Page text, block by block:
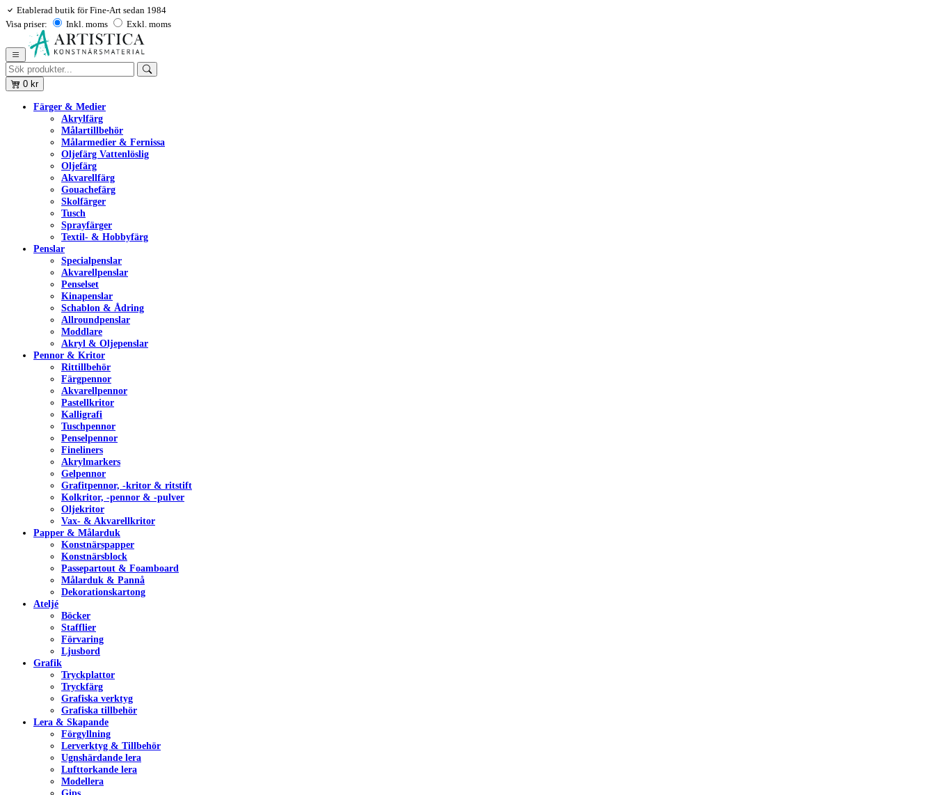
Etablerad butik för Fine-Art sedan 1984
Visa priser:
Inkl. moms Exkl. moms
0 kr
Färger & Medier
Akrylfärg
Målartillbehör
Målarmedier & Fernissa
Oljefärg Vattenlöslig
Oljefärg
Akvarellfärg
Gouachefärg
Skolfärger
Tusch
Sprayfärger
Textil- & Hobbyfärg
Penslar
Specialpenslar
Akvarellpenslar
Penselset
Kinapenslar
Schablon & Ådring
Allroundpenslar
Moddlare
Akryl & Oljepenslar
Pennor & Kritor
Rittillbehör
Färgpennor
Akvarellpennor
Pastellkritor
Kalligrafi
Tuschpennor
Penselpennor
Fineliners
Akrylmarkers
Gelpennor
Grafitpennor, -kritor & ritstift
Kolkritor, -pennor & -pulver
Oljekritor
Vax- & Akvarellkritor
Papper & Målarduk
Konstnärspapper
Konstnärsblock
Passepartout & Foamboard
Målarduk & Pannå
Dekorationskartong
Ateljé
Böcker
Stafflier
Förvaring
Ljusbord
Grafik
Tryckplattor
Tryckfärg
Grafiska verktyg
Grafiska tillbehör
Lera & Skapande
Förgyllning
Lerverktyg & Tillbehör
Ugnshärdande lera
Lufttorkande lera
Modellera